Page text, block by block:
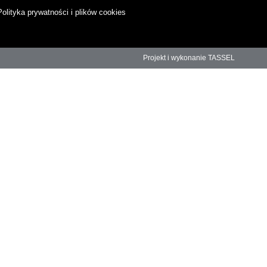
prywatności i plików cookies
Projekt i wykonanie TASSEL